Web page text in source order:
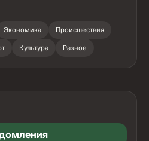
Экономика Происшествия
Культура Разное